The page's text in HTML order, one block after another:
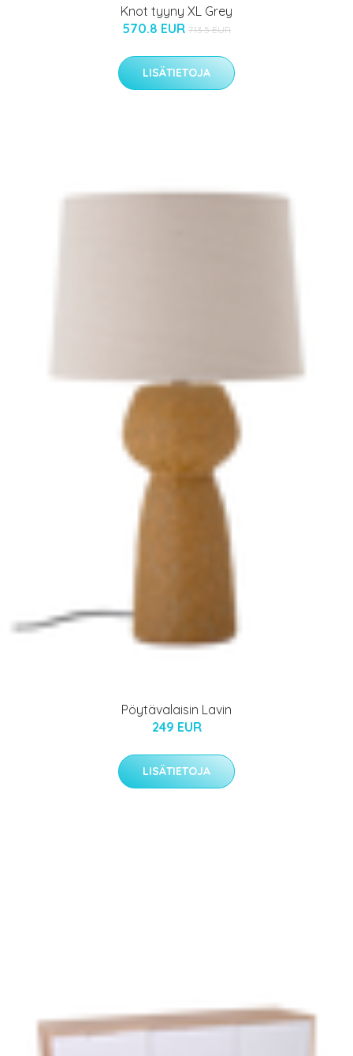
Knot tyyny XL Grey
570.8 EUR 713.5 EUR
LISÄTIETOJA
Pöytävalaisin Lavin
249 EUR
LISÄTIETOJA